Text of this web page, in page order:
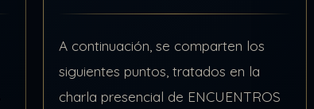
A continuación, se comparten los
siguientes puntos, tratados en la
charla presencial de ENCUENTROS